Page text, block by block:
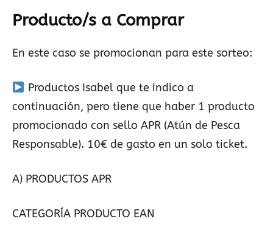
Producto/s a Comprar
En este caso se promocionan para este sorteo:
Productos Isabel que te indico a
continuación, pero tiene que haber 1 producto
promocionado con sello APR (Atún de Pesca
Responsable). 10€ de gasto en un solo ticket.
A) PRODUCTOS APR
CATEGORÍA PRODUCTO EAN